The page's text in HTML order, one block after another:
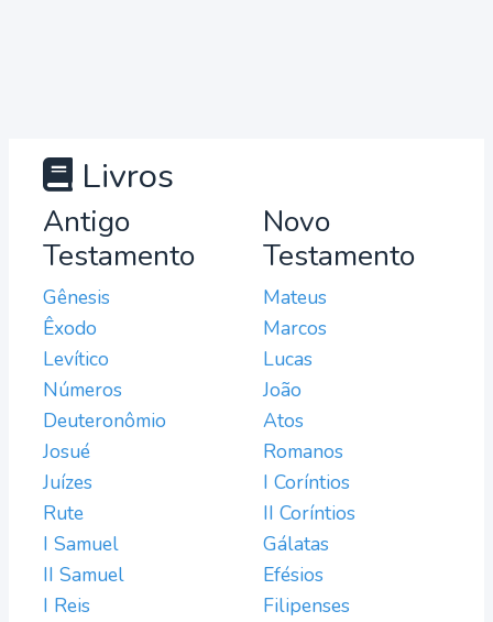
Livros
Antigo
Testamento
Gênesis
Êxodo
Levítico
Números
Deuteronômio
Josué
Juízes
Rute
I Samuel
II Samuel
I Reis
Novo
Testamento
Mateus
Marcos
Lucas
João
Atos
Romanos
I Coríntios
II Coríntios
Gálatas
Efésios
Filipenses